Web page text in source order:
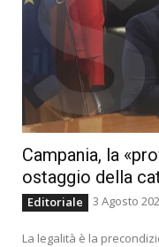
Campania, la
ostaggio della
Editoriale 3 Agosto
La legalità è la